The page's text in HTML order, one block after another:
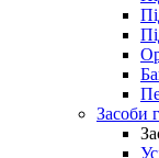
Засоби